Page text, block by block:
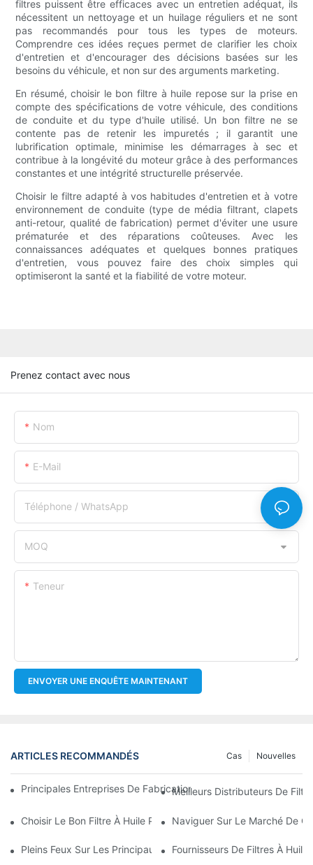
filtres puissent être efficaces avec un entretien adéquat, ils
nécessitent un nettoyage et un huilage réguliers et ne sont
pas recommandés pour tous les types de moteurs.
Comprendre ces idées reçues permet de clarifier les choix
d'entretien et d'encourager des décisions basées sur les
besoins du véhicule, et non sur des arguments marketing.
En résumé, choisir le bon filtre à huile repose sur la prise en
compte des spécifications de votre véhicule, des conditions
de conduite et du type d'huile utilisé. Un bon filtre ne se
contente pas de retenir les impuretés ; il garantit une
lubrification optimale, minimise les démarrages à sec et
contribue à la longévité du moteur grâce à des performances
constantes et une intégrité structurelle préservée.
Choisir le filtre adapté à vos habitudes d'entretien et à votre
environnement de conduite (type de média filtrant, clapets
anti-retour, qualité de fabrication) permet d'éviter une usure
prématurée et des réparations coûteuses. Avec les
connaissances adéquates et quelques bonnes pratiques
d'entretien, vous pouvez faire des choix simples qui
optimiseront la santé et la fiabilité de votre moteur.
Prenez contact avec nous
Nom
E-Mail
Téléphone / WhatsApp
MOQ
Teneur
ENVOYER UNE ENQUÊTE MAINTENANT
ARTICLES RECOMMANDÉS Nouvelles
Cas
Principales Entreprises De Fabrication De Filtres À Huile : Un
Meilleurs Distributeurs De
Choisir Le Bon Filtre À Huile Pour Votre Modèle De Véhicule :
Naviguer Sur Le Marché De
Pleins Feux Sur Les Principaux Fabricants De Filtres À Huile Et
Fournisseurs De Filtres À